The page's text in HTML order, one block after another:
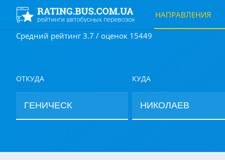
НАПРАВЛЕНИЯ
Средний рейтинг 3.7 / оценок 15449
ОТКУДА КУДА